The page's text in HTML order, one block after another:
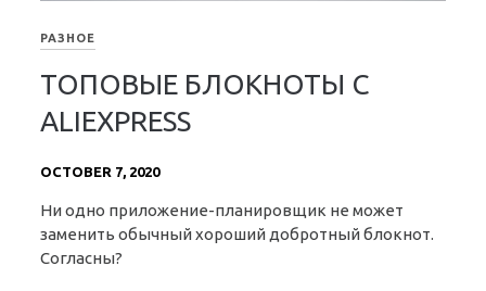
РАЗНОЕ
ТОПОВЫЕ БЛОКНОТЫ С
ALIEXPRESS
OCTOBER 7, 2020
Ни одно приложение-планировщик не может
заменить обычный хороший добротный блокнот.
Согласны?